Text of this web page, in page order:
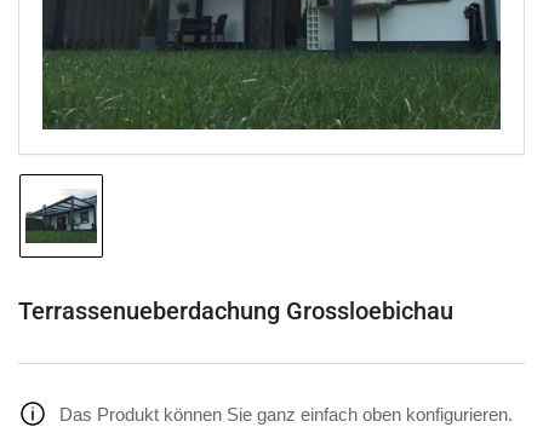
Modal
öffnen
Bild
in
Galerieansicht
Terrassenueberdachung Grossloebichau
Das Produkt können Sie ganz einfach oben konfigurieren.